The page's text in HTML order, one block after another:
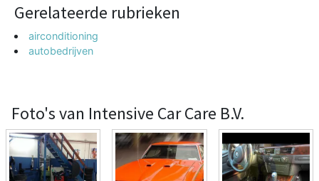
Gerelateerde rubrieken
airconditioning
autobedrijven
Foto's van Intensive Car Care B.V.